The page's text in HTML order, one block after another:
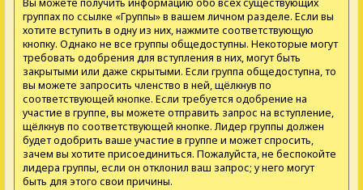
Вы можете получить информацию обо всех существующих
группах по ссылке «Группы» в вашем личном разделе. Если вы
хотите вступить в одну из них, нажмите соответствующую
кнопку. Однако не все группы общедоступны. Некоторые могут
требовать одобрения для вступления в них, могут быть
закрытыми или даже скрытыми. Если группа общедоступна, то
вы можете запросить членство в ней, щёлкнув по
соответствующей кнопке. Если требуется одобрение на
участие в группе, вы можете отправить запрос на вступление,
щёлкнув по соответствующей кнопке. Лидер группы должен
будет одобрить ваше участие в группе и может спросить,
зачем вы хотите присоединиться. Пожалуйста, не беспокойте
лидера группы, если он отклонил ваш запрос; у него могут
быть для этого свои причины.